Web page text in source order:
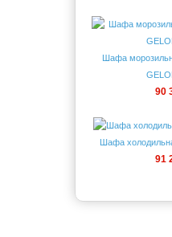
Шафа
90
Шафа
91